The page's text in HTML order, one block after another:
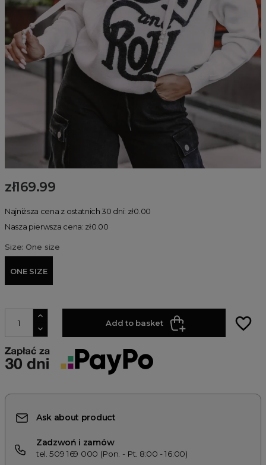
zł169.99
Najniższa cena z ostatnich 30 dni: zł0.00
Nasza pierwsza cena: zł0.00
Size: One size
ONE SIZE
Add to basket favorite_border
Ask about product
Zadzwoń i zamów
tel. 509 169 000 (Pon. - Pt. 8:00 - 16:00)